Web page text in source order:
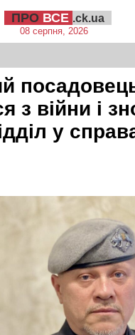
ПРО ВСЕ .ck.ua
08 серпня, 2026
з війни і
у